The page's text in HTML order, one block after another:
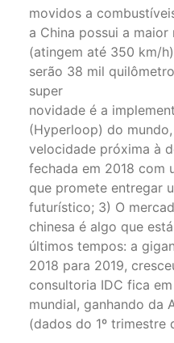
movidos a
a China possui a
(atingem até 350 km/
serão 38 mil
super
novidade é a
(Hyperloop) do
velocidade próxima à
fechada em 2018 com
que promete entregar
futurístico; 3) O
chinesa é algo que
últimos tempos: a
2018 para 2019,
consultoria IDC fica
mundial, ganhando da
(dados do 1º trimestre